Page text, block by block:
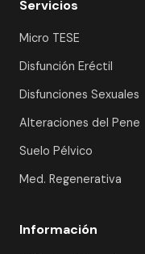
Servicios
Micro TESE
Disfunción Eréctil
Disfunciones Sexuales
Alteraciones del Pene
Suelo Pélvico
Med. Regenerativa
Información